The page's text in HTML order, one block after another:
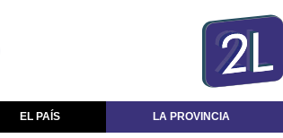
EL PAÍS LA PROVINCIA